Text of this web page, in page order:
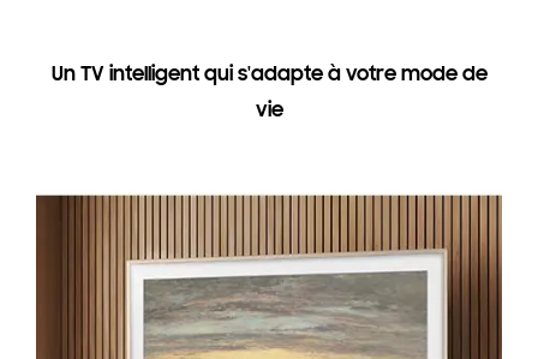
Un TV intelligent qui s'adapte à votre mode de
vie